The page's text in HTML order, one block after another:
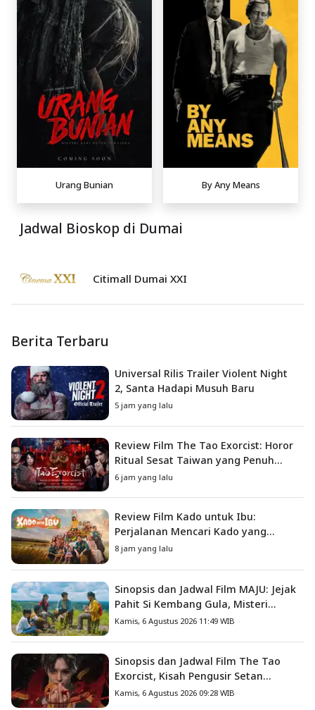
Urang Bunian By Any Means
Jadwal Bioskop di Dumai
Citimall Dumai XXI
Berita Terbaru
Universal Rilis Trailer Violent Night
2, Santa Hadapi Musuh Baru
5 jam yang lalu
Review Film The Tao Exorcist: Horor
Ritual Sesat Taiwan yang Penuh
Misteri dan Teror Psikologis
6 jam yang lalu
Review Film Kado untuk Ibu:
Perjalanan Mencari Kado yang
Mengajarkan Arti Keluarga
8 jam yang lalu
Sinopsis dan Jadwal Film MAJU: Jejak
Pahit Si Kembang Gula, Misteri
Hilangnya Bagas di Lokasi Jambore
Kamis, 6 Agustus 2026 11:49 WIB
Sinopsis dan Jadwal Film The Tao
Exorcist, Kisah Pengusir Setan
Melawan Kutukan Mematikan
Kamis, 6 Agustus 2026 09:28 WIB